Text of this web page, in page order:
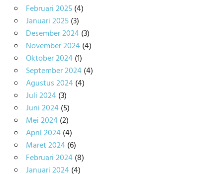
Februari 2025(4)
Januari 2025(3)
Desember 2024(3)
November 2024(4)
Oktober 2024(1)
September 2024(4)
Agustus 2024(4)
Juli 2024(3)
Juni 2024(5)
Mei 2024(2)
April 2024(4)
Maret 2024(6)
Februari 2024(8)
Januari 2024(4)